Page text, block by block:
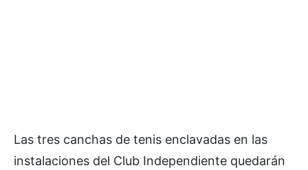
Las tres canchas de tenis enclavadas en las
instalaciones del Club Independiente quedarán